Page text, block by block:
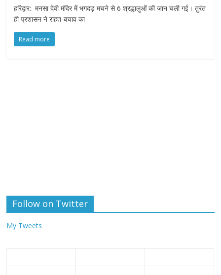
हरिद्वार: मनसा देवी मंदिर में भगदड़ मचने से 6 श्रद्धालुओं की जान चली गई। तुरंत
ही प्रशासन ने राहत-बचाव का
Read more
Follow on Twitter
My Tweets